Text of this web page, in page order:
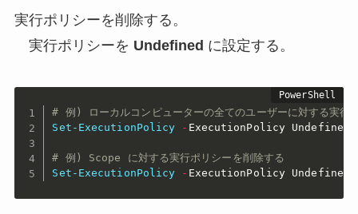
実行ポリシーを削除する。
実行ポリシーを Undefined に設定する。
# 例) ローカルコンピューターの全てのユーザーに対する実行
Set-ExecutionPolicy
- ExecutionPolicy Undefined
# 例) Scope に対する実行ポリシーを削除する
Set-ExecutionPolicy
- ExecutionPolicy Undefined